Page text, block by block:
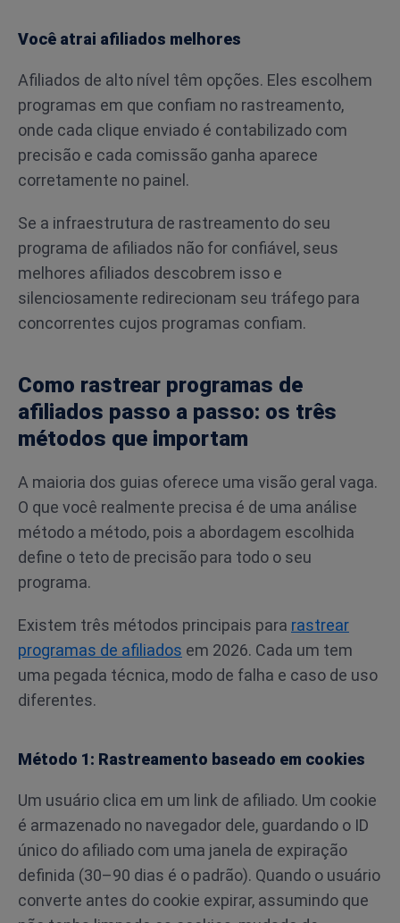
Você atrai afiliados melhores
Afiliados de alto nível têm opções. Eles escolhem
programas em que confiam no rastreamento,
onde cada clique enviado é contabilizado com
precisão e cada comissão ganha aparece
corretamente no painel.
Se a infraestrutura de rastreamento do seu
programa de afiliados não for confiável, seus
melhores afiliados descobrem isso e
silenciosamente redirecionam seu tráfego para
concorrentes cujos programas confiam.
Como rastrear programas de
afiliados passo a passo: os três
métodos que importam
A maioria dos guias oferece uma visão geral vaga.
O que você realmente precisa é de uma análise
método a método, pois a abordagem escolhida
define o teto de precisão para todo o seu
programa.
Existem três métodos principais para rastrear
programas de afiliados em 2026. Cada um tem
uma pegada técnica, modo de falha e caso de uso
diferentes.
Método 1: Rastreamento baseado em cookies
Um usuário clica em um link de afiliado. Um cookie
é armazenado no navegador dele, guardando o ID
único do afiliado com uma janela de expiração
definida (30–90 dias é o padrão). Quando o usuário
converte antes do cookie expirar, assumindo que